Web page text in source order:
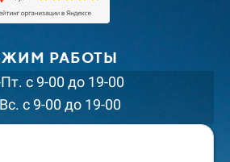
РАБОТЫ
с 9-00 до 19-00
с 9-00 до 19-00